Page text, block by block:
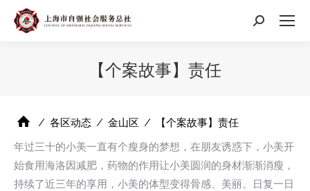
搜
【个案故事】责任
⁄ 各区动态 ⁄ 金山区 ⁄
【个案故事】责任
年过三十的小美一直有个瘦身的梦想，在朋友诱惑下，小美开
始食用海洛因减肥，药物的作用让小美圆润的身材渐渐消瘦，
持续了近三年的享用，小美的体型变得骨感、美丽。日复一日